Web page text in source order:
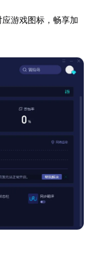
游戏图标，畅享加